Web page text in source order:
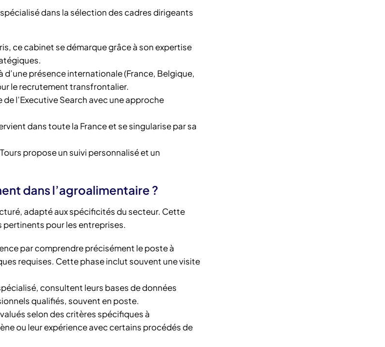
dans la sélection des cadres dirigeants
ce cabinet se démarque grâce à son expertise
d’une présence internationale (France, Belgique,
le recrutement transfrontalier.
l’Executive Search avec une approche
dans toute la France et se singularise par sa
propose un suivi personnalisé et un
dans l’agroalimentaire ?
adapté aux spécificités du secteur. Cette
pour les entreprises.
par comprendre précisément le poste à
requises. Cette phase inclut souvent une visite
consultent leurs bases de données
qualifiés, souvent en poste.
selon des critères spécifiques à
ou leur expérience avec certains procédés de